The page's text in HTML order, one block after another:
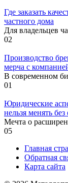
Где заказать
частного дома
Для владельцев
02
Производство
мерча с
В современном
01
Юридические
нельзя менять без
Мечта о
05
Главная
Обратная
Карта сайта